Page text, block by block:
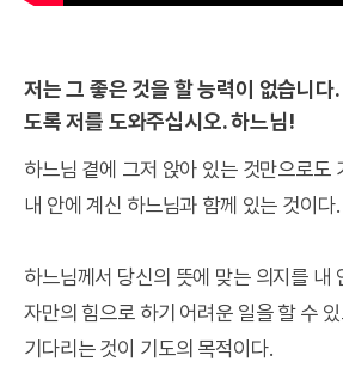
저는 그 좋은 것을 할 능력이 없습니다.
도록 저를 도와주십시오. 하느님!
하느님 곁에 그저 앉아 있는 것만으로도
내 안에 계신 하느님과 함께 있는 것이다.
하느님께서 당신의 뜻에 맞는 의지를 내
자만의 힘으로 하기 어려운 일을 할 수
기다리는 것이 기도의 목적이다.